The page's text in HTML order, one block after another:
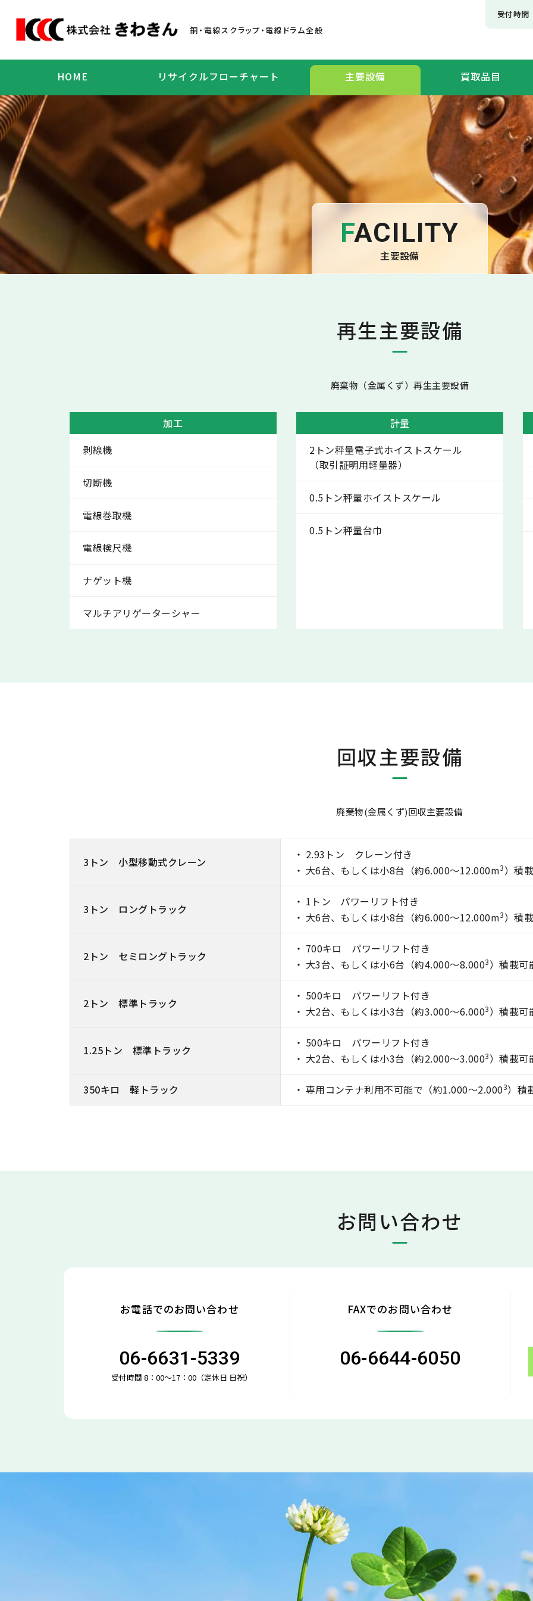
銅・電線スクラップ・電線ドラム全般
受付時間
HOME リサイクルフローチャート 主要設備 買取品目
主要設備
FACILITY
再生主要設備
廃棄物（金属くず）再生主要設備
加工
剥線機
切断機
電線巻取機
電線検尺機
ナゲット機
マルチアリゲーターシャー
計量
2トン秤量電子式ホイストスケール
（取引証明用軽量器）
0.5トン秤量ホイストスケール
0.5トン秤量台巾
回収主要設備
廃棄物(金属くず)回収主要設備
3トン 小型移動式クレーン
2.93トン クレーン付き
大6台、もしくは小8台（約6.000～12.000m3）積
3トン ロングトラック
1トン パワーリフト付き
大6台、もしくは小8台（約6.000～12.000m3）積
2トン セミロングトラック
700キロ パワーリフト付き
大3台、もしくは小6台（約4.000～8.0003）積載可
2トン 標準トラック
500キロ パワーリフト付き
大2台、もしくは小3台（約3.000～6.0003）積載可
1.25トン 標準トラック
500キロ パワーリフト付き
大2台、もしくは小3台（約2.000～3.0003）積載可
350キロ 軽トラック 専用コンテナ利用不可能で（約1.000～2.0003）積
お問い合わせ
お電話でのお問い合わせ
06-6631-5339
受付時間 8：00～17：00（定休日 日祝）
FAXでのお問い合わせ
06-6644-6050